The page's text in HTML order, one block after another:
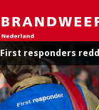
First responders